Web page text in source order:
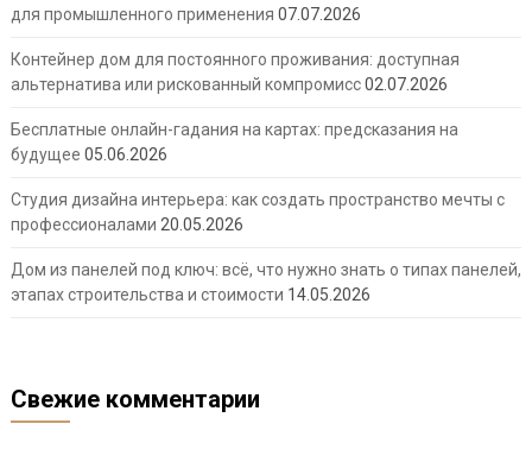
для промышленного применения 07.07.2026
Контейнер дом для постоянного проживания: доступная
альтернатива или рискованный компромисс02.07.2026
Бесплатные онлайн-гадания на картах: предсказания на
будущее 05.06.2026
Студия дизайна интерьера: как создать пространство мечты с
профессионалами 20.05.2026
Дом из панелей под ключ: всё, что нужно знать о типах панелей,
этапах строительства и стоимости 14.05.2026
Свежие комментарии